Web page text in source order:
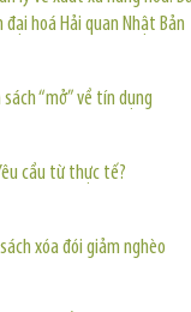
hoá Hải quan Nhật Bản
“mở” về tín dụng
cầu từ thực tế?
xóa đói giảm nghèo